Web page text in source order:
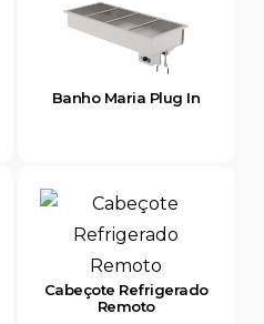
Banho Maria Plug In
Cabeçote Refrigerado
Remoto